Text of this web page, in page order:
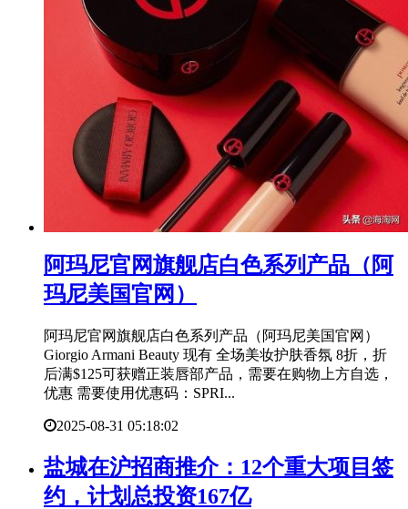
​阿玛尼官网旗舰店白色系列产品（阿
玛尼美国官网）
阿玛尼官网旗舰店白色系列产品（阿玛尼美国官网）
Giorgio Armani Beauty 现有 全场美妆护肤香氛 8折，折
后满$125可获赠正装唇部产品，需要在购物上方自选，
优惠 需要使用优惠码：SPRI...
2025-08-31 05:18:02
​盐城在沪招商推介：12个重大项目签
约，计划总投资167亿